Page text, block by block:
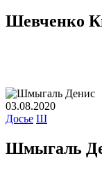
Шевченко
03.08.2020
Досье Ш
Шмыгаль